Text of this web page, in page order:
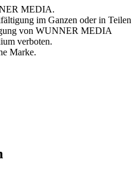
MEDIA.
im Ganzen oder in Teilen
von WUNNER MEDIA
verboten.
Marke.